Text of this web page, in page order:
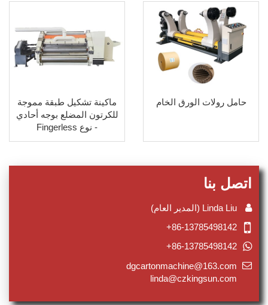
حامل رولات الورق الخام
ماكينة تشكيل طبقة مموجة
للكرتون المضلع بوجه أحادي
- نوع Fingerless
اتصل بنا
Linda Liu (المدير العام)
+86-13785498142
+86-13785498142
dgcartonmachine@163.com
linda@czkingsun.com